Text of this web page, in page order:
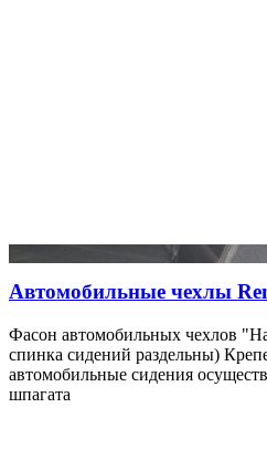
Автомобильные чехлы
Фасон автомобильных чехлов
спинка сидений раздельны)
автомобильные сидения
шпагата